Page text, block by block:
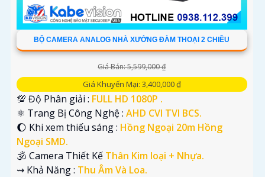
BỘ CAMERA ANALOG NHÀ XƯỞNG ĐÀM THOẠI 2 CHIỀU
Giá Bán: 5,599,000 ₫
Giá Khuyến Mại: 3,400,000 ₫
💯 Độ Phân giải : FULL HD 1080P .
⚛️ Trang Bị Công Nghệ : AHD CVI TVI BCS.
🌔 Khi xem thiếu sáng : Hồng Ngoại 20m Hồng
Ngoại SMD.
🕉️ Camera Thiết Kế Thân Kim loại + Nhựa.
️⇝ Khả Năng : Thu Âm Và Loa.